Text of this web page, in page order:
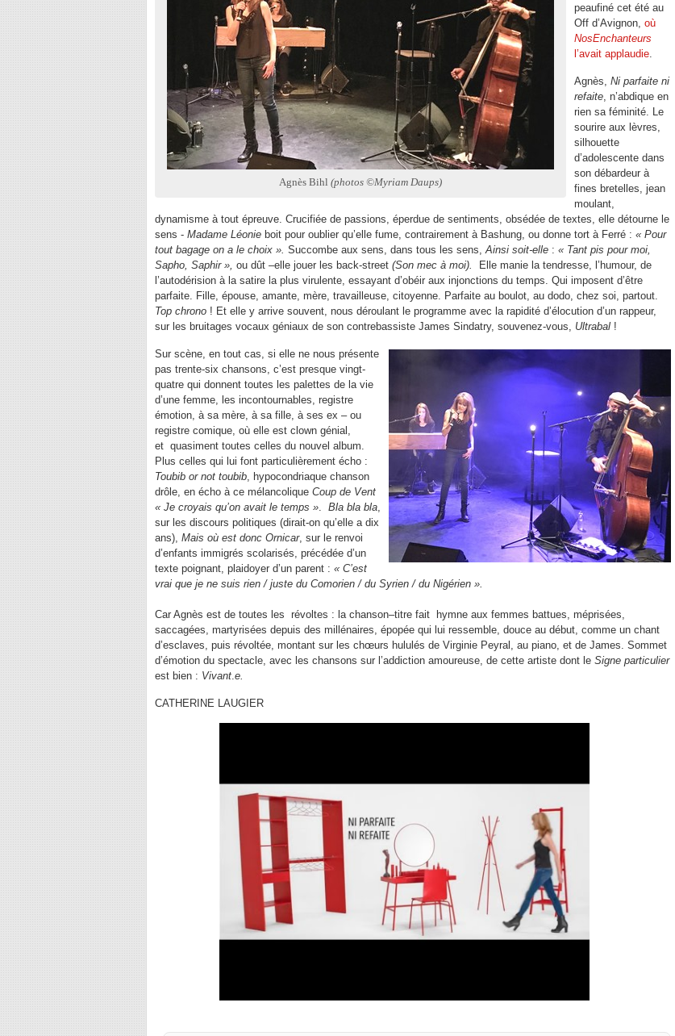
Agnès Bihl (photos ©Myriam Daups)
peaufiné cet été au
Off d’Avignon, où
NosEnchanteurs
l’avait applaudie
Agnès, Ni parfaite ni
refaite , n’abdique en
rien sa féminité. Le
sourire aux lèvres,
silhouette
d’adolescente dans
son débardeur à
fines bretelles, jean
moulant,
dynamisme à tout épreuve. Crucifiée de passions, éperdue de sentiments, obsédée de textes, elle détourne le
sens - Madame Léonie boit pour oublier qu’elle fume, contrairement à Bashung, ou donne tort à Ferré : « Pour
tout bagage on a le choix ». Succombe aux sens, dans tous les sens, Ainsi soit-elle : « Tant pis pour moi,
Sapho, Saphir », ou dût –elle jouer les back-street (Son mec à moi).
Elle manie la tendresse, l’humour, de
l’autodérision à la satire la plus virulente, essayant d’obéir aux injonctions du temps. Qui imposent d’être
parfaite. Fille, épouse, amante, mère, travailleuse, citoyenne. Parfaite au boulot, au dodo, chez soi, partout.
Top chrono ! Et elle y arrive souvent, nous déroulant le programme avec la rapidité d’élocution d’un rappeur,
sur les bruitages vocaux géniaux de son contrebassiste James Sindatry, souvenez-vous, Ultrabal !
Sur scène, en tout cas, si elle ne nous présente
pas trente-six chansons, c’est presque vingt-
quatre qui donnent toutes les palettes de la vie
d’une femme, les incontournables, registre
émotion, à sa mère, à sa fille, à ses ex – ou
registre comique, où elle est clown génial,
et quasiment toutes celles du nouvel album.
Plus celles qui lui font particulièrement écho :
Toubib or not toubib , hypocondriaque chanson
drôle, en écho à ce mélancolique Coup de Vent
« Je croyais qu’on avait le temps »
Bla bla bla
sur les discours politiques (dirait-on qu’elle a dix
ans), Mais où est donc Ornicar, sur le renvoi
d’enfants immigrés scolarisés, précédée d’un
texte poignant, plaidoyer d’un parent : « C’est
vrai que je ne suis rien / juste du Comorien / du Syrien / du Nigérien ».
Car Agnès est de toutes les révoltes : la chanson–titre fait hymne aux femmes battues, méprisées,
saccagées, martyrisées depuis des millénaires, épopée qui lui ressemble, douce au début, comme un chant
d’esclaves, puis révoltée, montant sur les chœurs hululés de Virginie Peyral, au piano, et de James. Sommet
d’émotion du spectacle, avec les chansons sur l’addiction amoureuse, de cette artiste dont le Signe particulier
est bien : Vivant e.
CATHERINE LAUGIER